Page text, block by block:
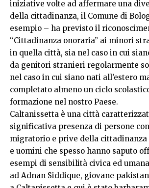
iniziative volte ad affermare una
della cittadinanza, il Comune di
esempio – ha previsto il
“Cittadinanza onoraria” ai minori
in quella città, sia nel caso in cui
da genitori stranieri regolarmente
nel caso in cui siano nati all’estero
completato almeno un ciclo
formazione nel nostro Paese.
Caltanissetta è una città
significativa presenza di persone
migratorio e prive della cittadinanza
e uomini che spesso hanno saputo
esempi di sensibilità civica ed
ad Adnan Siddique, giovane